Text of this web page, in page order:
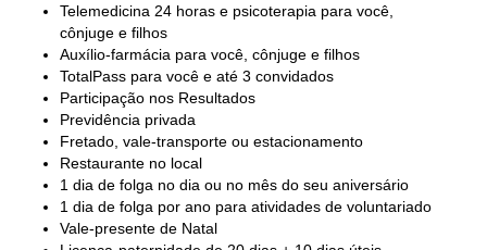
Telemedicina 24 horas e psicoterapia para você,
cônjuge e filhos
Auxílio-farmácia para você, cônjuge e filhos
TotalPass para você e até 3 convidados
Participação nos Resultados
Previdência privada
Fretado, vale-transporte ou estacionamento
Restaurante no local
1 dia de folga no dia ou no mês do seu aniversário
1 dia de folga por ano para atividades de voluntariado
Vale-presente de Natal